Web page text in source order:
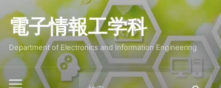
電子情報工学科
Department of Electronics and Information Engineering
Toggle
Search